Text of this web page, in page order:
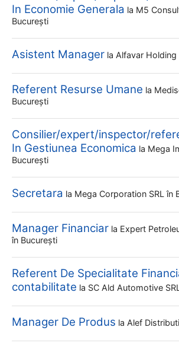
In Economie Generala la M5
București
Asistent Manager la Alfavar Holding
Referent Resurse Umane la
București
Consilier/expert/inspector/
In Gestiunea Economica la Mega
București
Secretara la Mega Corporation SRL în
Manager Financiar la Expert
în București
Referent De Specialitate
contabilitate la SC Ald Automotive
Manager De Produs la Alef